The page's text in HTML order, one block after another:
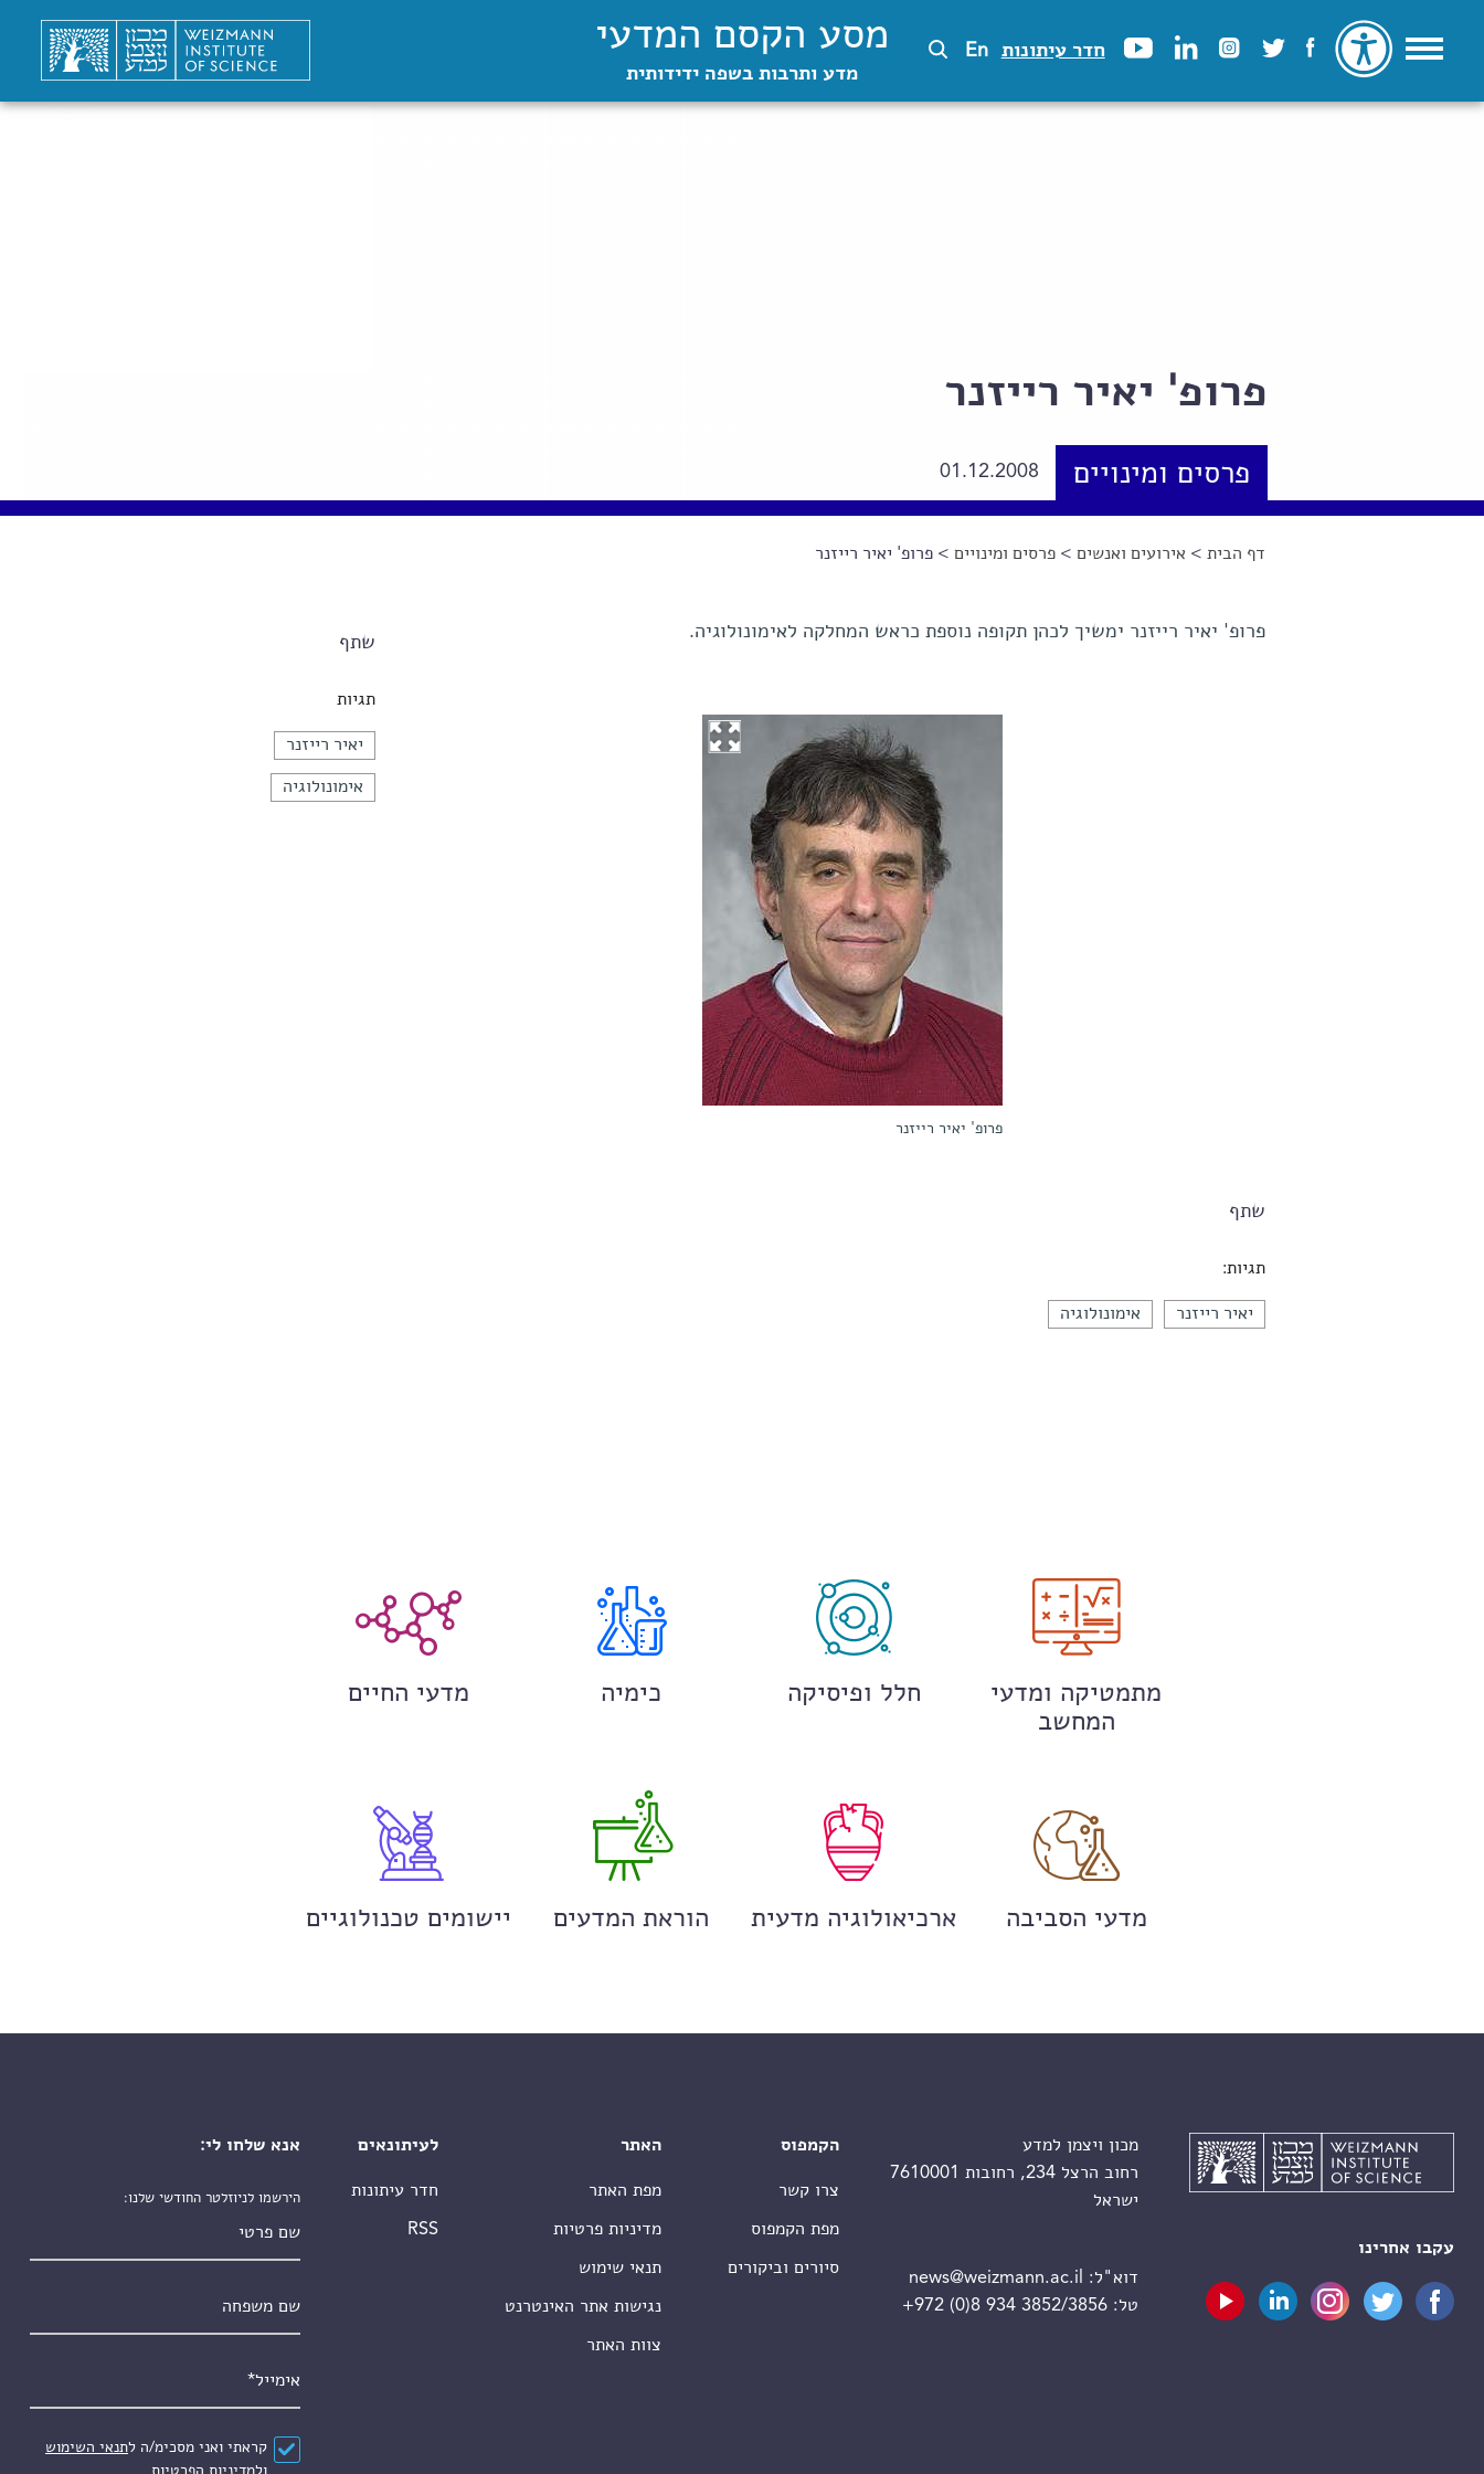
חדר עיתונות En מסע הקסם המדעי
מדע ותרבות בשפה ידידותית
פרופ' יאיר רייזנר
פרסים ומינויים 01.12.2008
הינך נמצא כאן
דף הבית > אירועים ואנשים >פרסים ומינויים > פרופ' יאיר רייזנר
שתף
תגיות
יאיר רייזנר
אימונולוגיה
פרופ' יאיר רייזנר ימשיך לכהן תקופה נוספת כראש המחלקה לאימונולוגיה.
פרופ' יאיר רייזנר
שתף
תגיות:
יאיר רייזנר אימונולוגיה
מתמטיקה ומדעי
המחשב
חלל ופיסיקה כימיה מדעי החיים
מדעי הסביבה ארכיאולוגיה מדעית הוראת המדעים יישומים טכנולוגיים
עקבו אחרינו
מכון ויצמן למדע
רחוב הרצל 234, רחובות 7610001
ישראל
דוא"ל:
news@weizmann.ac.il
טל:+972 (0)8 934 3852/3856
הקמפוס
צרו קשר
מפת הקמפוס
סיורים וביקורים
האתר
מפת האתר
מדיניות פרטיות
תנאי שימוש
נגישות אתר האינטרנט
צוות האתר
לעיתונאים
חדר עיתונות
RSS
אנא שלחו לי:
הירשמו לניוזלטר החודשי שלנו:
הסכם*
קראתי ואני מסכימ/ה לתנאי השימוש
ולמדיניות הפרטיות